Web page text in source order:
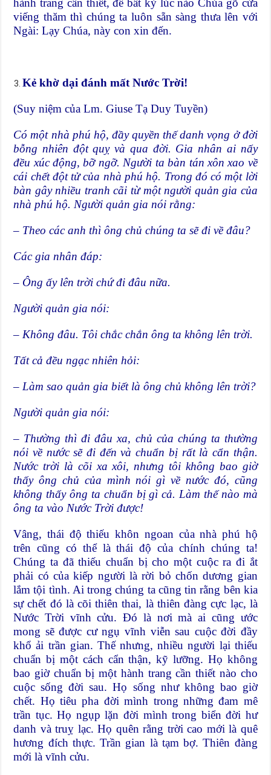
viếng thăm thì chúng ta luôn sẵn sàng thưa lên với
Ngài: Lạy Chúa, này con xin đến.
Kẻ khờ dại đánh mất Nước Trời!
(Suy niệm của Lm. Giuse Tạ Duy Tuyền)
Có một nhà phú hộ, đầy quyền thế danh vọng ở đời
bỗng nhiên đột quỵ và qua đời. Gia nhân ai nấy
đều xúc động, bỡ ngỡ. Người ta bàn tán xôn xao về
cái chết đột tử của nhà phú hộ. Trong đó có một lời
bàn gây nhiều tranh cãi từ một người quản gia của
nhà phú hộ. Người quản gia nói rằng:
– Theo các anh thì ông chủ chúng ta sẽ đi về đâu?
Các gia nhân đáp:
– Ông ấy lên trời chứ đi đâu nữa.
Người quản gia nói:
– Không đâu. Tôi chắc chắn ông ta không lên trời.
Tất cả đều ngạc nhiên hỏi:
– Làm sao quản gia biết là ông chủ không lên trời?
Người quản gia nói:
– Thường thì đi đâu xa, chủ của chúng ta thường
nói về nước sẽ đi đến và chuẩn bị rất là cẩn thận.
Nước trời là cõi xa xôi, nhưng tôi không bao giờ
thấy ông chủ của mình nói gì về nước đó, cũng
không thấy ông ta chuẩn bị gì cả. Làm thế nào mà
ông ta vào Nước Trời được!
Vâng, thái độ thiếu khôn ngoan của nhà phú hộ
trên cũng có thể là thái độ của chính chúng ta!
Chúng ta đã thiếu chuẩn bị cho một cuộc ra đi ắt
phải có của kiếp người là rời bỏ chốn dương gian
lắm tội tình. Ai trong chúng ta cũng tin rằng bên kia
sự chết đó là cõi thiên thai, là thiên đàng cực lạc, là
Nước Trời vĩnh cửu. Đó là nơi mà ai cũng ước
mong sẽ được cư ngụ vĩnh viễn sau cuộc đời đầy
khổ ải trần gian. Thế nhưng, nhiều người lại thiếu
chuẩn bị một cách cẩn thận, kỹ lưỡng. Họ không
bao giờ chuẩn bị một hành trang cần thiết nào cho
cuộc sống đời sau. Họ sống như không bao giờ
chết. Họ tiêu pha đời mình trong những đam mê
trần tục. Họ ngụp lặn đời mình trong biển đời hư
danh và truỵ lạc. Họ quên rằng trời cao mới là quê
hương đích thực. Trần gian là tạm bợ. Thiên đàng
mới là vĩnh cửu.